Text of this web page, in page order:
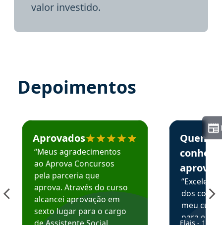
valor investido.
Depoimentos
Estudante José recomenda o Aprova Concursos em
Aprovados
“Meus agradecimentos
ao Aprova Concursos
pela parceria que
aprova. Através do curso
alcancei aprovação em
sexto lugar para o cargo
Estudante
Quem
aprova
dos
meu
para
Elais - 15/